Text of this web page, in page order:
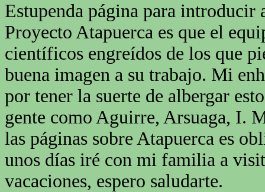
Estupenda página para introducir
Proyecto Atapuerca es que el
científicos engreídos de los que
buena imagen a su trabajo. Mi
por tener la suerte de albergar
gente como Aguirre, Arsuaga, I.
las páginas sobre Atapuerca es
unos días iré con mi familia a
vacaciones, espero saludarte.